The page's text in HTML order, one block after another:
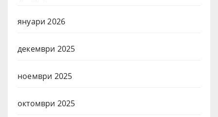
януари 2026
декември 2025
ноември 2025
октомври 2025